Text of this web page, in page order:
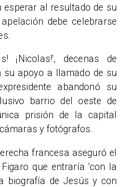
esperar al resultado de su
debe celebrarse
¡Nicolas!', decenas de
su apoyo a llamado de su
abandonó su
barrio del oeste de
prisión de la capital
y fotógrafos.
francesa aseguró el
que entraría 'con la
biografía de Jesús y con